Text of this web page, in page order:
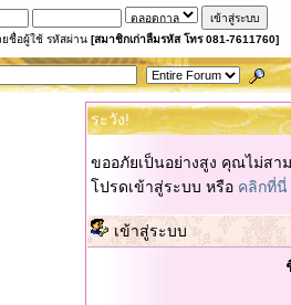
ยชื่อผู้ใช้ รหัสผ่าน [สมาชิกเก่าลืมรหัส โทร 081-7611760]
ระวัง!
ขออภัยเป็นอย่างสูง คุณไม่ส
โปรดเข้าสู่ระบบ หรือ คลิกที่นี่
เข้าสู่ระบบ